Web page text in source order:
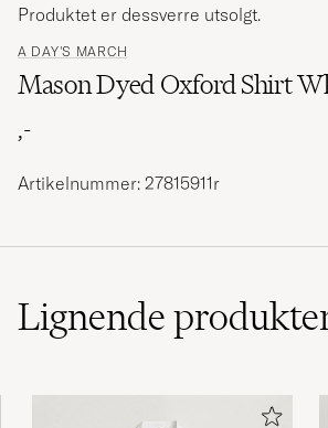
A DAY'S MARCH
Mason Dyed Oxford Shirt
,-
Produktet er dessverre utsolgt.
Artikelnummer: 27815911r
Lignende